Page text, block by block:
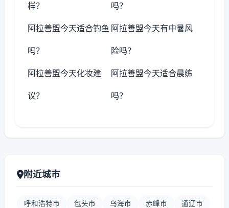
样？ 吗？
阿拉善盟今天适合钓鱼
吗？
阿拉善盟今天有中暑风
险吗？
阿拉善盟今天化妆建
议？
阿拉善盟今天适合晨练
吗？
附近城市
呼和浩特市 包头市 乌海市 赤峰市 通辽市